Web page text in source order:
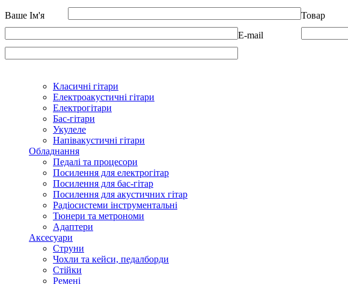
Ваше Ім'я Товар
E-mail
Allegro -
Класичні гітари
Електроакустичні гітари
Електрогітари
Бас-гітари
Укулеле
Напівакустичні гітари
Обладнання
Педалі та процесори
Посилення для електрогітар
Посилення для бас-гітар
Посилення для акустичних гітар
Радіосистеми інструментальні
Тюнери та метрономи
Адаптери
Аксесуари
Струни
Чохли та кейси, педалборди
Стійки
Ремені